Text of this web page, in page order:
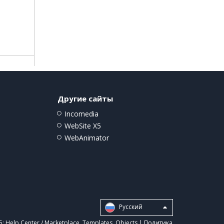
Другие сайты
Incomedia
WebSite X5
WebAnimator
Pусский